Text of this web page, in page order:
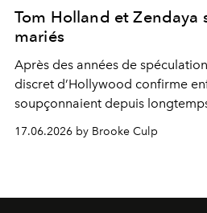
Tom Holland et
mariés
Après des années de
discret d’Hollywood confirme
soupçonnaient depuis
17.06.2026 by Brooke Culp